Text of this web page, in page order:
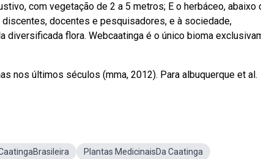
com vegetação de 2 a 5 metros; E o herbáceo, abaixo
docentes e pesquisadores, e à sociedade,
flora. Webcaatinga é o único bioma
nos últimos séculos (mma, 2012). Para albuquerque et al.
Plantas MedicinaisDa Caatinga